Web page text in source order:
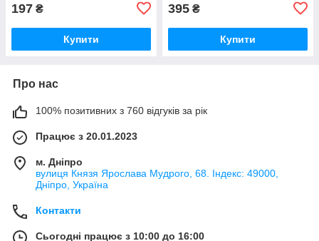
197 ₴
Купити
395 ₴
Купити
Про нас
100% позитивних з 760 відгуків за рік
Працює з 20.01.2023
м. Дніпро
вулиця Князя Ярослава Мудрого, 68. Індекс: 49000,
Дніпро, Україна
Контакти
Сьогодні працює з 10:00 до 16:00